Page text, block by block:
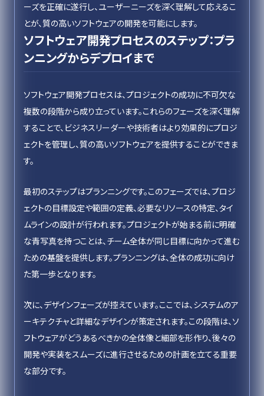
ーズを正確に遂行し、ユーザーニーズを深く理解して応えるこ
とが、質の高いソフトウェアの開発を可能にします。
ソフトウェア開発プロセスのステップ：プラ
ンニングからデプロイまで
ソフトウェア開発プロセスは、プロジェクトの成功に不可欠な
複数の段階から成り立っています。これらのフェーズを深く理解
することで、ビジネスリーダーや技術者はより効果的にプロジ
ェクトを管理し、質の高いソフトウェアを提供することができま
す。
最初のステップはプランニングです。このフェーズでは、プロジ
ェクトの目標設定や範囲の定義、必要なリソースの特定、タイ
ムラインの設計が行われます。プロジェクトが始まる前に明確
な青写真を持つことは、チーム全体が同じ目標に向かって進む
ための基盤を提供します。プランニングは、全体の成功に向け
た第一歩となります。
次に、デザインフェーズが控えています。ここでは、システムのア
ーキテクチャと詳細なデザインが策定されます。この段階は、ソ
フトウェアがどうあるべきかの全体像と細部を形作り、後々の
開発や実装をスムーズに進行させるための計画を立てる重要
な部分です。